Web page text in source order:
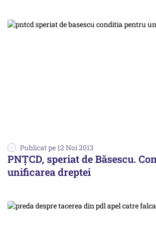
Publicat pe 12 Noi 2013
PNȚCD, speriat de Băsescu.
unificarea dreptei